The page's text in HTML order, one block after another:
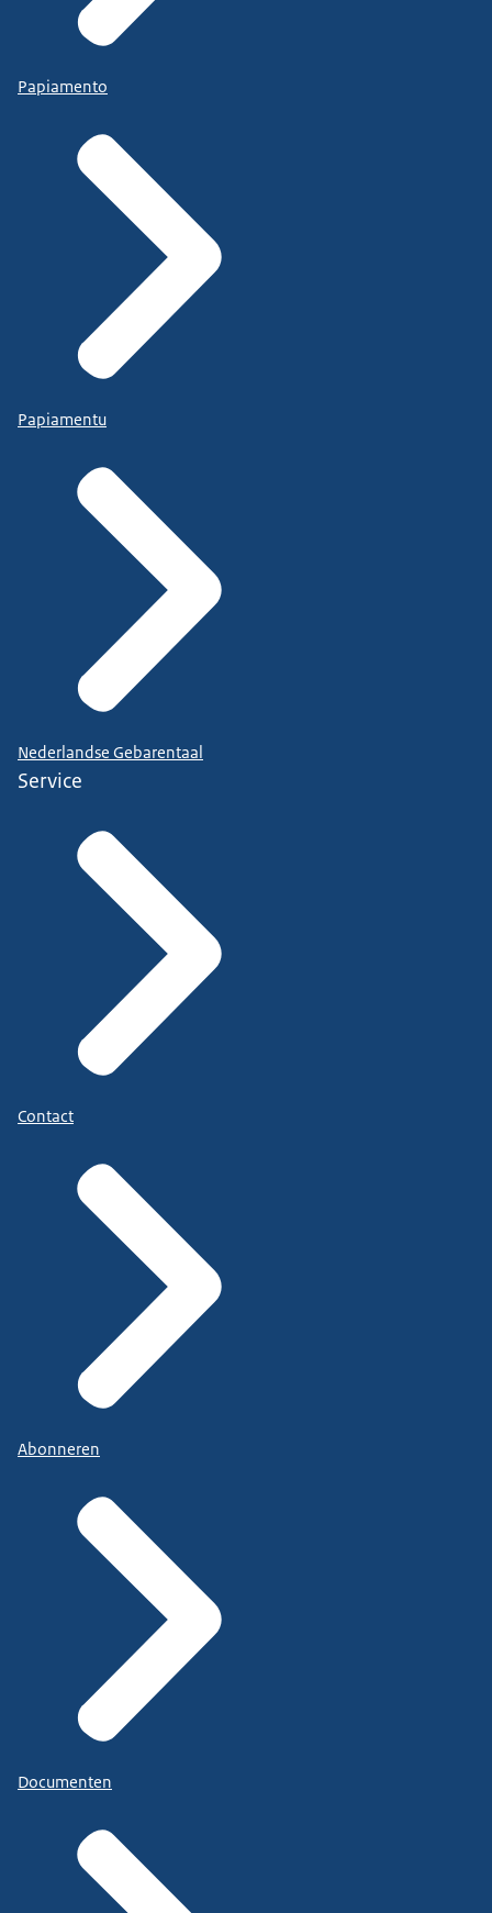
Papiamento
Papiamentu
Nederlandse Gebarentaal
Service
Contact
Abonneren
Documenten